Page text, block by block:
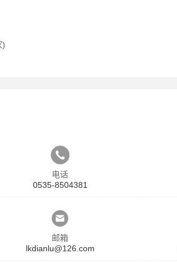
)
电话
0535-8504381
邮箱
lkdianlu@126.com